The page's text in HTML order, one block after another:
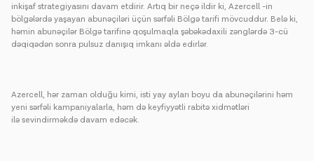
inkişaf strategiyasını davam etdirir. Artıq bir neçə ildir ki, Azercell -in
bölgələrdə yaşayan abunəçiləri üçün sərfəli Bölgə tarifi mövcuddur. Belə ki,
həmin abunəçilər Bölgə tarifinə qoşulmaqla şəbəkədaxili zənglərdə 3-cü
dəqiqədən sonra pulsuz danışıq imkanı əldə edirlər.
Azercell, hər zaman olduğu kimi, isti yay ayları boyu da abunəçilərini həm
yeni sərfəli kampaniyalarla, həm də keyfiyyətli rabitə xidmətləri
ilə sevindirməkdə davam edəcək.